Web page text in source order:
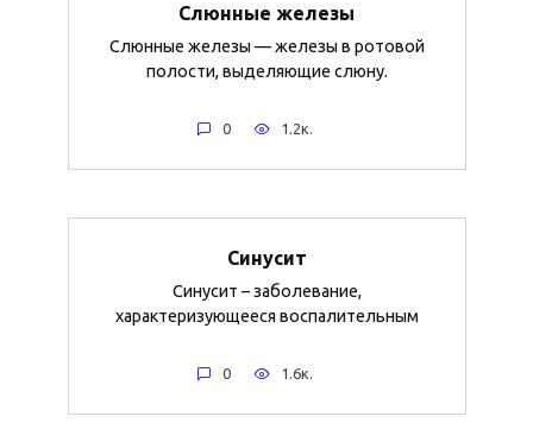
Слюнные железы
Слюнные железы — железы в ротовой
полости, выделяющие слюну.
0 1.2к.
Синусит
Синусит – заболевание,
характеризующееся воспалительным
0 1.6к.